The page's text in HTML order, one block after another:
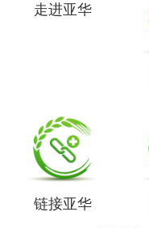
走进亚华
链接亚华